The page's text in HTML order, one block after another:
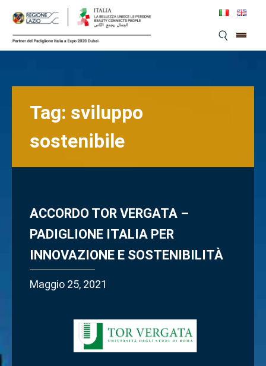
content
Tag: sviluppo
sostenibile
ACCORDO TOR VERGATA –
PADIGLIONE ITALIA PER
INNOVAZIONE E SOSTENIBILITÀ
Maggio 25, 2021